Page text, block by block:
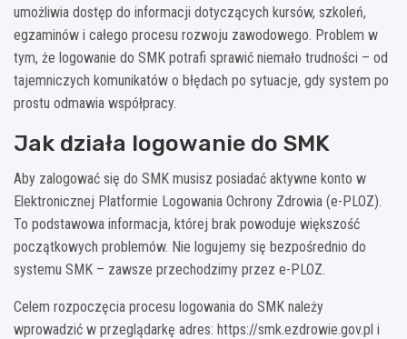
umożliwia dostęp do informacji dotyczących kursów, szkoleń,
egzaminów i całego procesu rozwoju zawodowego. Problem w
tym, że logowanie do SMK potrafi sprawić niemało trudności – od
tajemniczych komunikatów o błędach po sytuacje, gdy system po
prostu odmawia współpracy.
Jak działa logowanie do SMK
Aby zalogować się do SMK musisz posiadać aktywne konto w
Elektronicznej Platformie Logowania Ochrony Zdrowia (e-PLOZ).
To podstawowa informacja, której brak powoduje większość
początkowych problemów. Nie logujemy się bezpośrednio do
systemu SMK – zawsze przechodzimy przez e-PLOZ.
Celem rozpoczęcia procesu logowania do SMK należy
wprowadzić w przeglądarkę adres: https://smk.ezdrowie.gov.pl i